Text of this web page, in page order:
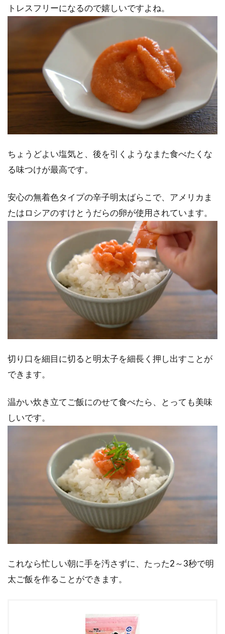
トレスフリーになるので嬉しいですよね。
ちょうどよい塩気と、後を引くようなまた食べたくな
る味つけが最高です。
安心の無着色タイプの辛子明太ばらこで、アメリカま
たはロシアのすけとうだらの卵が使用されています。
切り口を細目に切ると明太子を細長く押し出すことが
できます。
温かい炊き立てご飯にのせて食べたら、とっても美味
しいです。
これなら忙しい朝に手を汚さずに、たった2～3秒で明
太ご飯を作ることができます。